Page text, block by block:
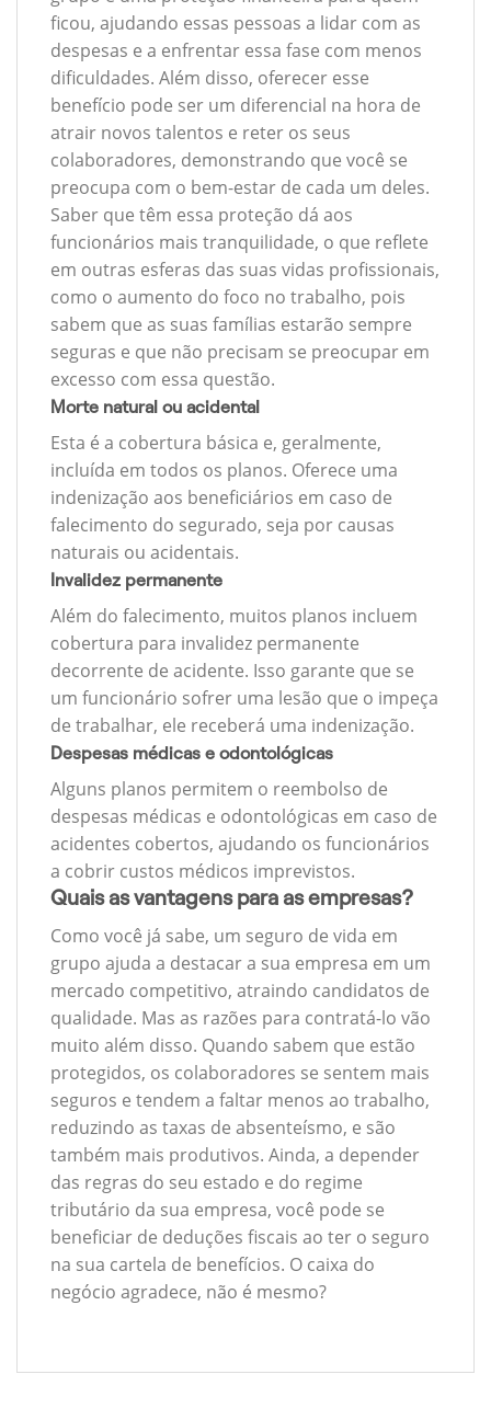
ficou, ajudando essas pessoas a lidar com as
despesas e a enfrentar essa fase com menos
dificuldades. Além disso, oferecer esse
benefício pode ser um diferencial na hora de
atrair novos talentos e reter os seus
colaboradores, demonstrando que você se
preocupa com o bem-estar de cada um deles.
Saber que têm essa proteção dá aos
funcionários mais tranquilidade, o que reflete
em outras esferas das suas vidas profissionais,
como o aumento do foco no trabalho, pois
sabem que as suas famílias estarão sempre
seguras e que não precisam se preocupar em
excesso com essa questão.
Morte natural ou acidental
Esta é a cobertura básica e, geralmente,
incluída em todos os planos. Oferece uma
indenização aos beneficiários em caso de
falecimento do segurado, seja por causas
naturais ou acidentais.
Invalidez permanente
Além do falecimento, muitos planos incluem
cobertura para invalidez permanente
decorrente de acidente. Isso garante que se
um funcionário sofrer uma lesão que o impeça
de trabalhar, ele receberá uma indenização.
Despesas médicas e odontológicas
Alguns planos permitem o reembolso de
despesas médicas e odontológicas em caso de
acidentes cobertos, ajudando os funcionários
a cobrir custos médicos imprevistos.
Quais as vantagens para as empresas?
Como você já sabe, um seguro de vida em
grupo ajuda a destacar a sua empresa em um
mercado competitivo, atraindo candidatos de
qualidade. Mas as razões para contratá-lo vão
muito além disso. Quando sabem que estão
protegidos, os colaboradores se sentem mais
seguros e tendem a faltar menos ao trabalho,
reduzindo as taxas de absenteísmo, e são
também mais produtivos. Ainda, a depender
das regras do seu estado e do regime
tributário da sua empresa, você pode se
beneficiar de deduções fiscais ao ter o seguro
na sua cartela de benefícios. O caixa do
negócio agradece, não é mesmo?